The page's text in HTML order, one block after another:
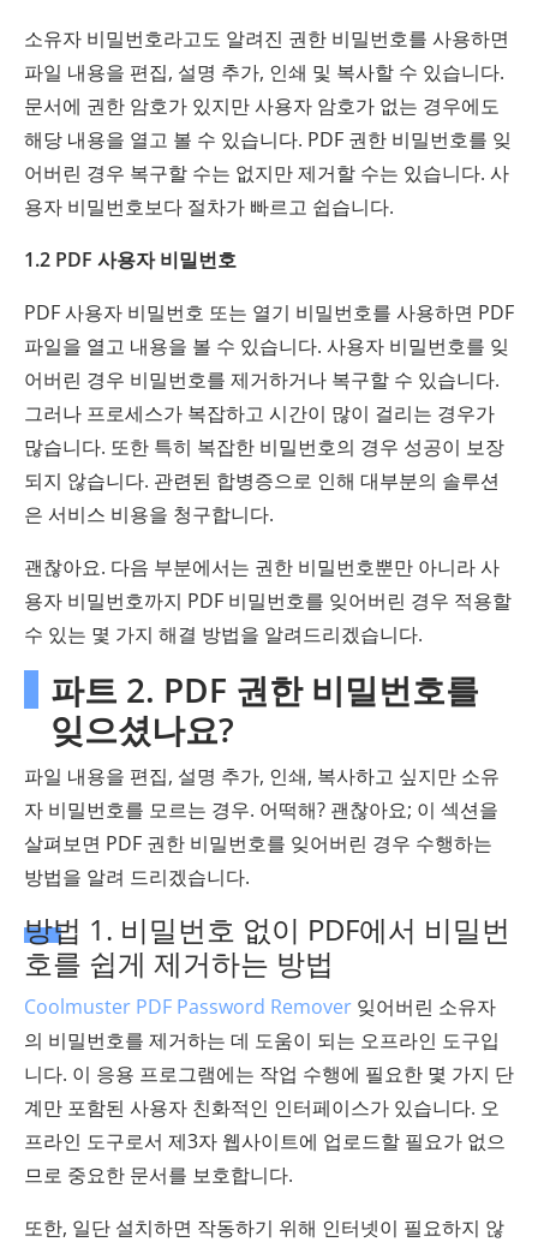
소유자 비밀번호라고도 알려진 권한 비밀번호를 사용하면
파일 내용을 편집, 설명 추가, 인쇄 및 복사할 수 있습니다.
문서에 권한 암호가 있지만 사용자 암호가 없는 경우에도
해당 내용을 열고 볼 수 있습니다. PDF 권한 비밀번호를 잊
어버린 경우 복구할 수는 없지만 제거할 수는 있습니다. 사
용자 비밀번호보다 절차가 빠르고 쉽습니다.
1.2 PDF 사용자 비밀번호
PDF 사용자 비밀번호 또는 열기 비밀번호를 사용하면 PDF
파일을 열고 내용을 볼 수 있습니다. 사용자 비밀번호를 잊
어버린 경우 비밀번호를 제거하거나 복구할 수 있습니다.
그러나 프로세스가 복잡하고 시간이 많이 걸리는 경우가
많습니다. 또한 특히 복잡한 비밀번호의 경우 성공이 보장
되지 않습니다. 관련된 합병증으로 인해 대부분의 솔루션
은 서비스 비용을 청구합니다.
괜찮아요. 다음 부분에서는 권한 비밀번호뿐만 아니라 사
용자 비밀번호까지 PDF 비밀번호를 잊어버린 경우 적용할
수 있는 몇 가지 해결 방법을 알려드리겠습니다.
파트 2. PDF 권한 비밀번호를
잊으셨나요?
파일 내용을 편집, 설명 추가, 인쇄, 복사하고 싶지만 소유
자 비밀번호를 모르는 경우. 어떡해? 괜찮아요; 이 섹션을
살펴보면 PDF 권한 비밀번호를 잊어버린 경우 수행하는
방법을 알려 드리겠습니다.
방법 1. 비밀번호 없이 PDF에서 비밀번
호를 쉽게 제거하는 방법
Coolmuster PDF Password Remover 잊어버린 소유자
의 비밀번호를 제거하는 데 도움이 되는 오프라인 도구입
니다. 이 응용 프로그램에는 작업 수행에 필요한 몇 가지 단
계만 포함된 사용자 친화적인 인터페이스가 있습니다. 오
프라인 도구로서 제3자 웹사이트에 업로드할 필요가 없으
므로 중요한 문서를 보호합니다.
또한, 일단 설치하면 작동하기 위해 인터넷이 필요하지 않